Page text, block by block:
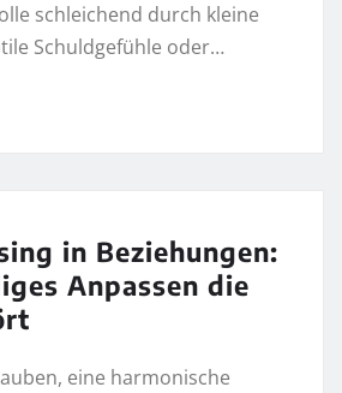
schleichend durch kleine
Schuldgefühle oder…
in Beziehungen:
Anpassen die
eine harmonische